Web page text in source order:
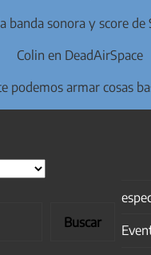
banda sonora y score
Colin en DeadAirSpace
podemos armar cosas
Buscar